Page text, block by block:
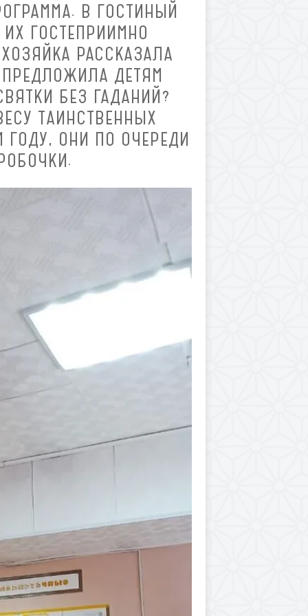
В ГОСТИНЫЙ
ГОСТЕПРИИМНО
РАССКАЗАЛА
ДЕТЯМ
БЕЗ ГАДАНИЙ?
ТАИНСТВЕННЫХ
ОНИ ПО ОЧЕРЕДИ